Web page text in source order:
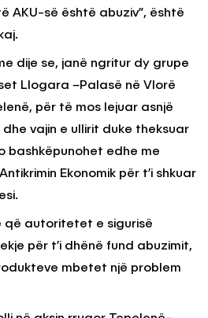
AKU-së është abuziv”, është
dije se, janë ngritur dy grupe
Llogara –Palasë në Vlorë
për të mos lejuar asnjë
vajin e ullirit duke theksuar
bashkëpunohet edhe me
Ekonomik për t’i shkuar
që autoritetet e sigurisë
për t’i dhënë fund abuzimit,
mbetet një problem